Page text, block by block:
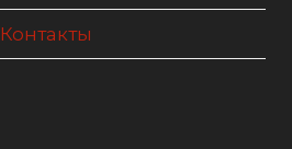
Контакты